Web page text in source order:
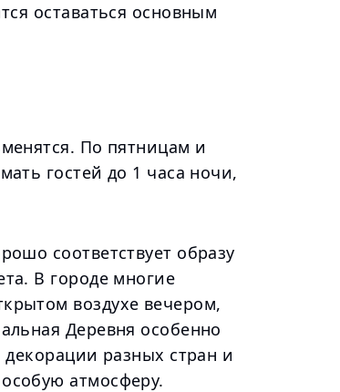
оставаться основным
По пятницам и
гостей до 1 часа ночи,
соответствует образу
В городе многие
воздухе вечером,
Деревня особенно
разных стран и
атмосферу.